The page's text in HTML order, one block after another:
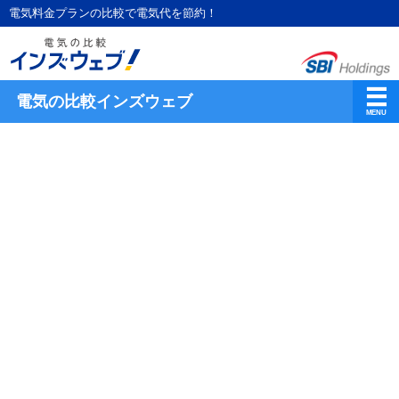
電気料金プランの比較で電気代を節約！
電気の比較インズウェブ